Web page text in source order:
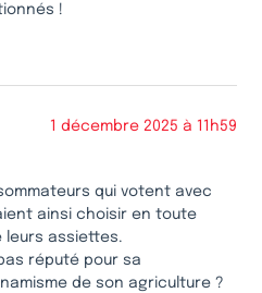
!
1 décembre 2025 à 11h59
qui votent avec
ainsi choisir en toute
leurs assiettes.
réputé pour sa
de son agriculture ?